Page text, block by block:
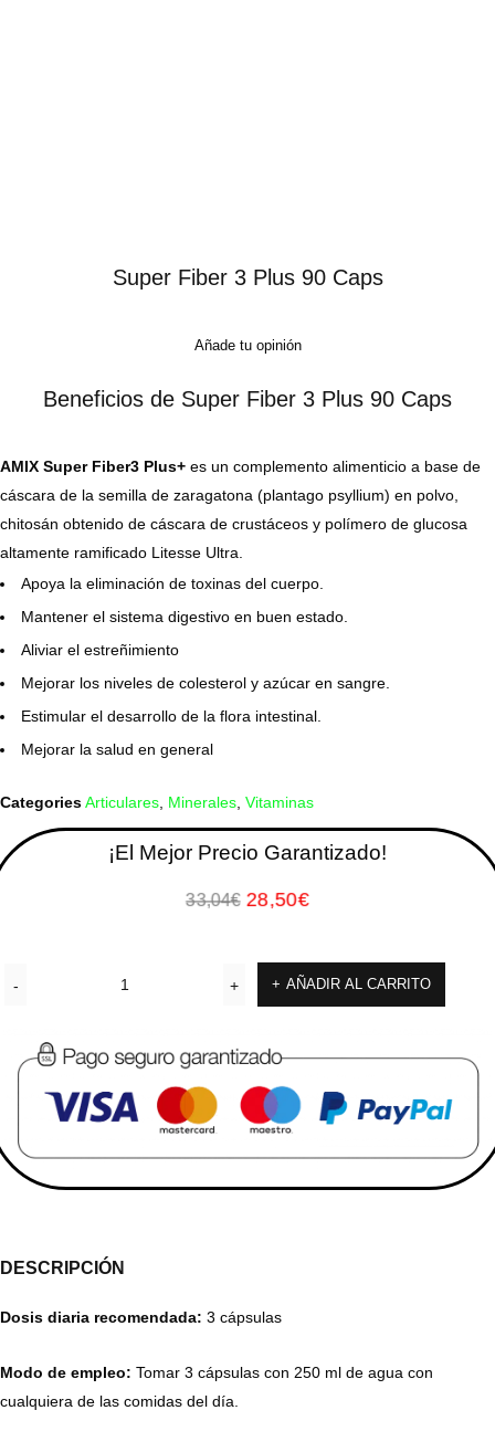
Super Fiber 3 Plus 90 Caps
Añade tu opinión
Beneficios de Super Fiber 3 Plus 90 Caps
AMIX Super Fiber3 Plus+ es un complemento alimenticio a base de
cáscara de la semilla de zaragatona (plantago psyllium) en polvo,
chitosán obtenido de cáscara de crustáceos y polímero de glucosa
altamente ramificado Litesse Ultra.
Apoya la eliminación de toxinas del cuerpo.
Mantener el sistema digestivo en buen estado.
Aliviar el estreñimiento
Mejorar los niveles de colesterol y azúcar en sangre.
Estimular el desarrollo de la flora intestinal.
Mejorar la salud en general
CategoriesArticulares, Minerales, Vitaminas
¡El Mejor Precio Garantizado!
33,04€ 28,50€
AÑADIR AL CARRITO
DESCRIPCIÓN
Dosis diaria recomendada: 3 cápsulas
Modo de empleo: Tomar 3 cápsulas con 250 ml de agua con
cualquiera de las comidas del día.